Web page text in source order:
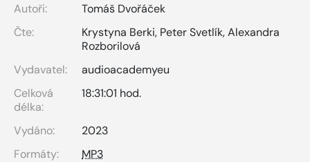
Autoři:
Tomáš Dvořáček
Čte:
Krystyna Berki, Peter Svetlík,Alexandra
Rozborilová
Vydavatel:
audioacademyeu
Celková
délka:
18:31:01 hod.
Vydáno:
2023
Formáty:
MP3